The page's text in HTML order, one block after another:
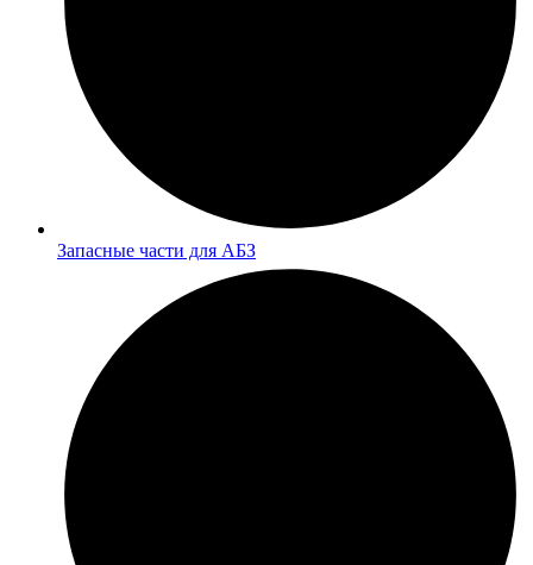
Запасные части для АБЗ